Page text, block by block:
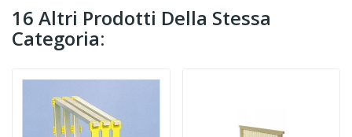
16 Altri Prodotti Della Stessa
Categoria: